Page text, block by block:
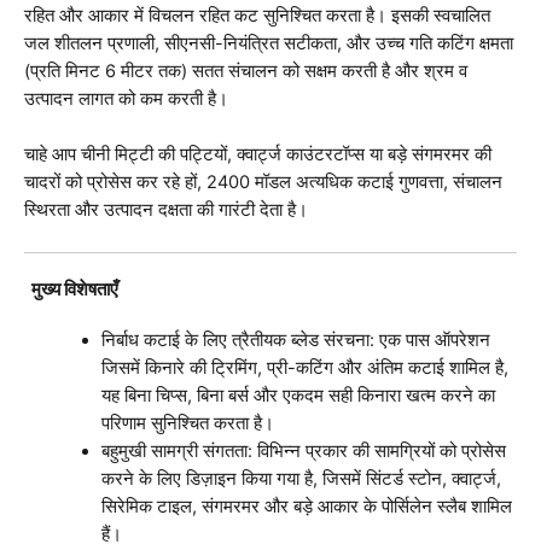
रहित और आकार में विचलन रहित कट सुनिश्चित करता है। इसकी स्वचालित
जल शीतलन प्रणाली, सीएनसी-नियंत्रित सटीकता, और उच्च गति कटिंग क्षमता
(प्रति मिनट 6 मीटर तक) सतत संचालन को सक्षम करती है और श्रम व
उत्पादन लागत को कम करती है।
चाहे आप चीनी मिट्टी की पट्टियों, क्वार्ट्ज काउंटरटॉप्स या बड़े संगमरमर की
चादरों को प्रोसेस कर रहे हों, 2400 मॉडल अत्यधिक कटाई गुणवत्ता, संचालन
स्थिरता और उत्पादन दक्षता की गारंटी देता है।
मुख्य विशेषताएँ
निर्बाध कटाई के लिए त्रैतीयक ब्लेड संरचना: एक पास ऑपरेशन
जिसमें किनारे की ट्रिमिंग, प्री-कटिंग और अंतिम कटाई शामिल है,
यह बिना चिप्स, बिना बर्स और एकदम सही किनारा खत्म करने का
परिणाम सुनिश्चित करता है।
बहुमुखी सामग्री संगतता: विभिन्न प्रकार की सामग्रियों को प्रोसेस
करने के लिए डिज़ाइन किया गया है, जिसमें सिंटर्ड स्टोन, क्वार्ट्ज,
सिरेमिक टाइल, संगमरमर और बड़े आकार के पोर्सिलेन स्लैब शामिल
हैं।